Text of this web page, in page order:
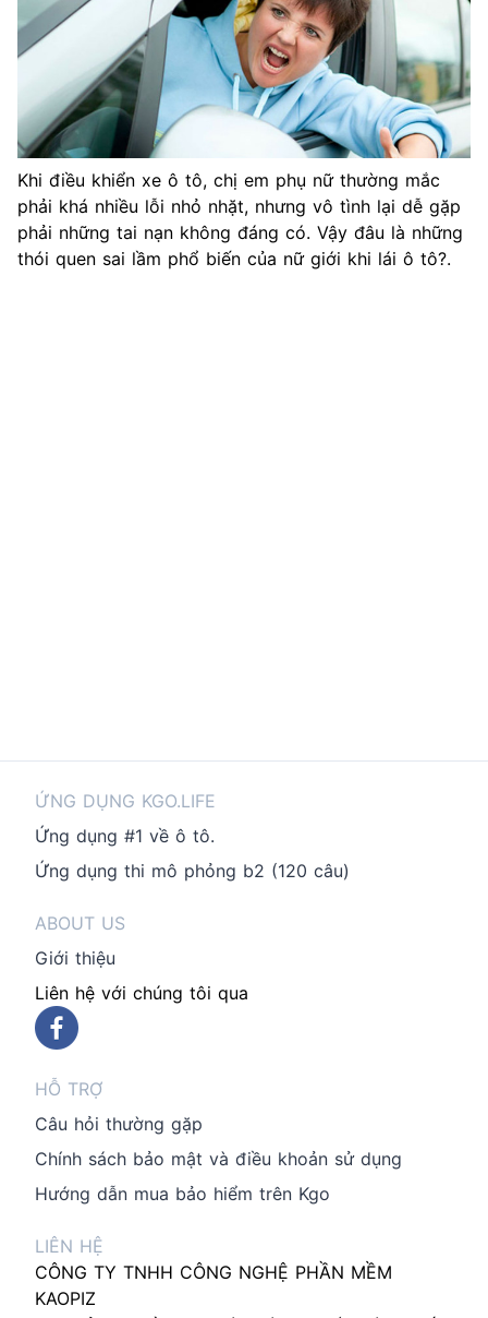
Khi điều khiển xe ô tô, chị em phụ nữ thường mắc
phải khá nhiều lỗi nhỏ nhặt, nhưng vô tình lại dễ gặp
phải những tai nạn không đáng có. Vậy đâu là những
thói quen sai lầm phổ biến của nữ giới khi lái ô tô?.
ỨNG DỤNG KGO.LIFE
Ứng dụng #1 về ô tô.
Ứng dụng thi mô phỏng b2 (120 câu)
ABOUT US
Giới thiệu
Liên hệ với chúng tôi qua
HỖ TRỢ
Câu hỏi thường gặp
Chính sách bảo mật và điều khoản sử dụng
Hướng dẫn mua bảo hiểm trên Kgo
LIÊN HỆ
CÔNG TY TNHH CÔNG NGHỆ PHẦN MỀM
KAOPIZ